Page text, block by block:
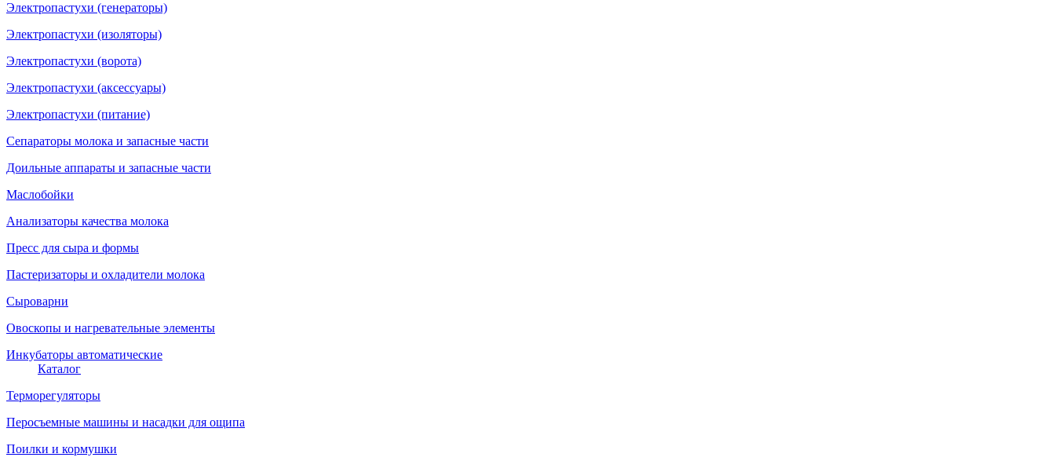
Электропастухи (генераторы)
Электропастухи (изоляторы)
Электропастухи (ворота)
Электропастухи (аксессуары)
Электропастухи (питание)
Сепараторы молока и запасные части
Доильные аппараты и запасные части
Маслобойки
Анализаторы качества молока
Пресс для сыра и формы
Пастеризаторы и охладители молока
Сыроварни
Овоскопы и нагревательные элементы
Инкубаторы автоматические
Каталог
Терморегуляторы
Перосъемные машины и насадки для ощипа
Поилки и кормушки